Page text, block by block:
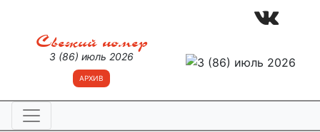
Свежий номер
3 (86) июль 2026
АРХИВ